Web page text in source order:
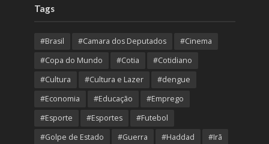
Tags
#Brasil #Camara dos Deputados
#Cinema
#Copa do Mundo
#Cotia
#Cotidiano
#Cultura
#Cultura e Lazer
#dengue
#Economia
#Educação
#Emprego
#Esporte
#Esportes
#Futebol
#Golpe de Estado
#Guerra #Haddad #Irã